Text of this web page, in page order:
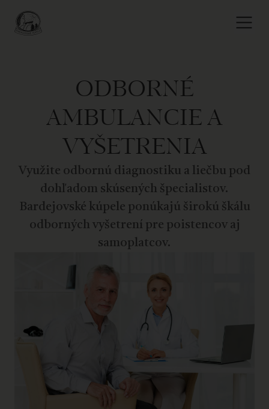
ODBORNÉ
AMBULANCIE A
VYŠETRENIA
Využite odbornú diagnostiku a liečbu pod
dohľadom skúsených špecialistov.
Bardejovské kúpele ponúkajú širokú škálu
odborných vyšetrení pre poistencov aj
samoplatcov.